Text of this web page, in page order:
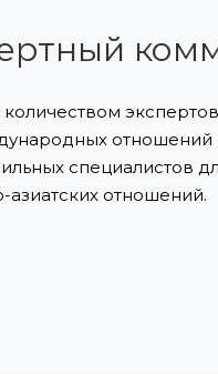
специалистов
азиатских отношений.